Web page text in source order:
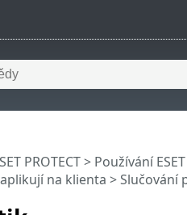
PROTECT> Používání
na klienta > Slučování